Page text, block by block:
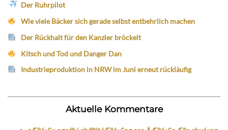
Der Ruhrpilot
Wie viele Bäcker sich gerade selbst entbehrlich machen
Der Rückhalt für den Kanzler bröckelt
Kitsch und Tod und Danger Dan
Industrieproduktion in NRW im Juni erneut rückläufig
Aktuelle Kommentare